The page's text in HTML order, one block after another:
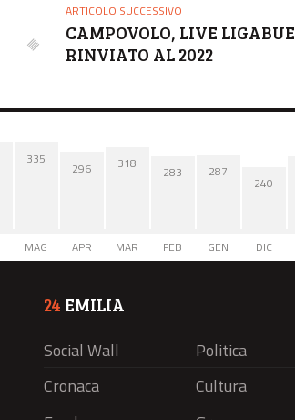
ARTICOLO SUCCESSIVO
CAMPOVOLO, LIVE LIGABUE
RINVIATO AL 2022
335
MAG
296
APR
318
MAR
283
FEB
287
GEN
240
DIC
24 EMILIA
Social Wall
Politica
Cronaca
Cultura